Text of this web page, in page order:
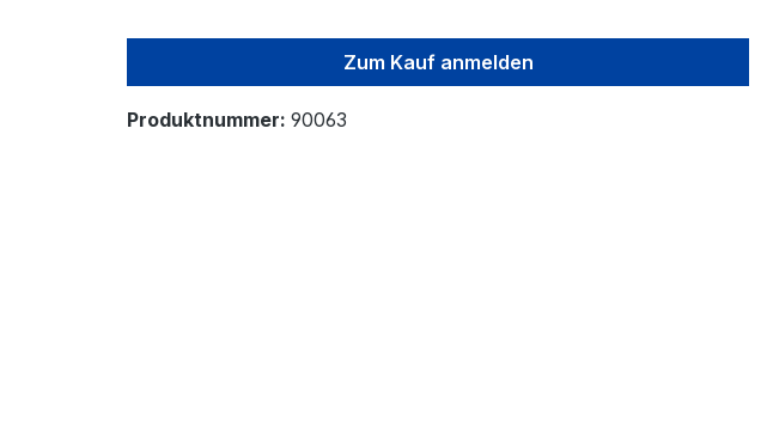
Zum Kauf anmelden
Produktnummer: 90063